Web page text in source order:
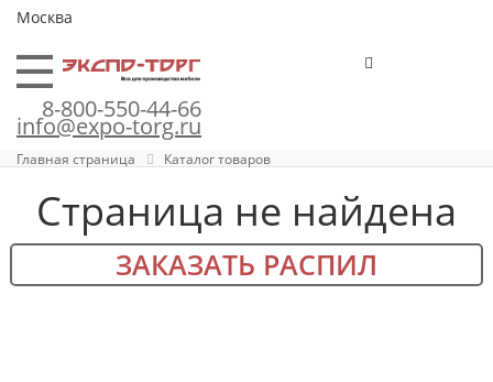
Москва
8-800-550-44-66
info@expo-torg.ru
Главная страница Каталог товаров
Страница не найдена
ЗАКАЗАТЬ РАСПИЛ